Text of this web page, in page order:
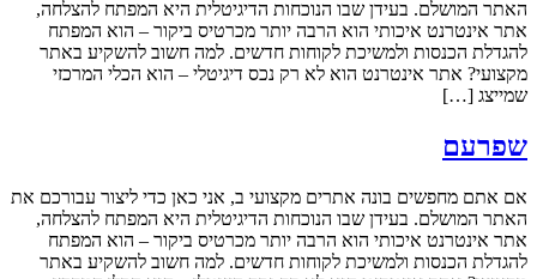
האתר המושלם. בעידן שבו הנוכחות הדיגיטלית היא המפתח להצלחה,
אתר אינטרנט איכותי הוא הרבה יותר מכרטיס ביקור – הוא המפתח
להגדלת הכנסות ולמשיכת לקוחות חדשים. למה חשוב להשקיע באתר
מקצועי? אתר אינטרנט הוא לא רק נכס דיגיטלי – הוא הכלי המרכזי
שמייצג […]
שפרעם
אם אתם מחפשים בונה אתרים מקצועי ב, אני כאן כדי ליצור עבורכם את
האתר המושלם. בעידן שבו הנוכחות הדיגיטלית היא המפתח להצלחה,
אתר אינטרנט איכותי הוא הרבה יותר מכרטיס ביקור – הוא המפתח
להגדלת הכנסות ולמשיכת לקוחות חדשים. למה חשוב להשקיע באתר